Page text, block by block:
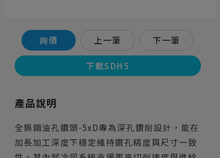
詢價 上一筆 下一筆
下載SDH5
產品說明
全鎢鋼油孔鑽頭-5xD專為深孔鑽削設計，能在
加長加工深度下穩定維持鑽孔精度與尺寸一致